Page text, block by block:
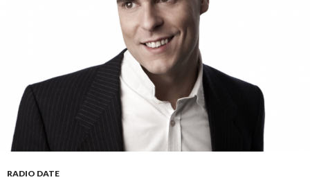
RADIO DATE